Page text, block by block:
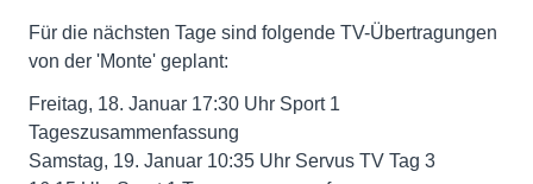
Für die nächsten Tage sind folgende TV-Übertragungen
von der 'Monte' geplant:
Freitag, 18. Januar 17:30 Uhr Sport 1
Tageszusammenfassung
Samstag, 19. Januar 10:35 Uhr Servus TV Tag 3